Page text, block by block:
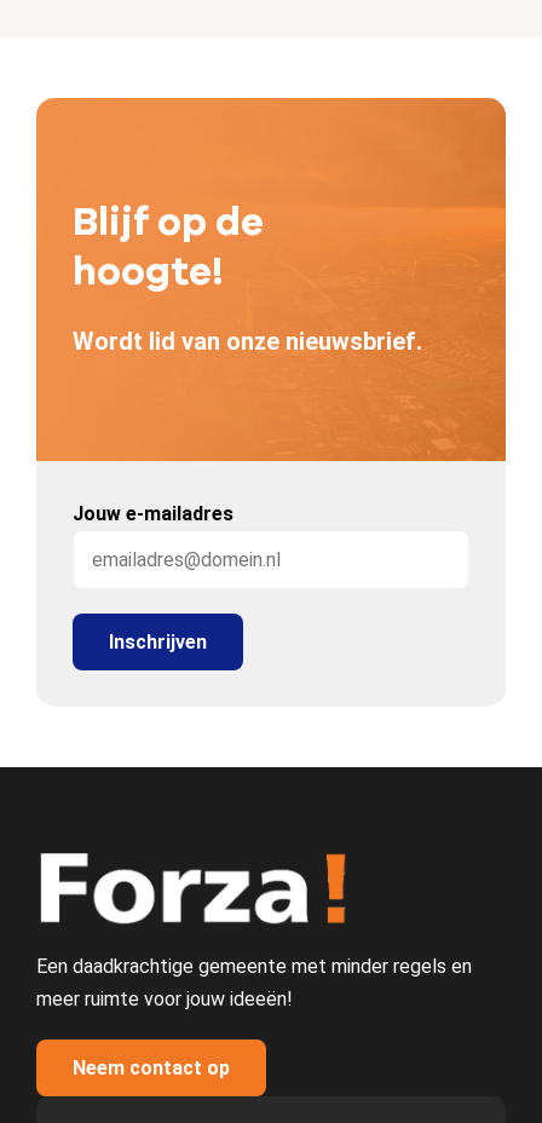
Blijf op de
hoogte!
Wordt lid van onze nieuwsbrief.
Jouw e-mailadres
Een daadkrachtige gemeente met minder regels en
meer ruimte voor jouw ideeën!
Neem contact op